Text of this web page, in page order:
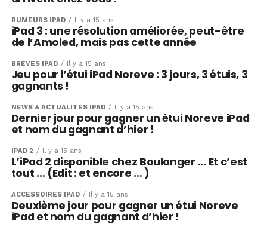
RUMEURS IPAD Il y a 15 ans
iPad 3 : une résolution améliorée, peut-être
de l’Amoled, mais pas cette année
BRÈVES IPAD Il y a 15 ans
Jeu pour l’étui iPad Noreve : 3 jours, 3 étuis, 3
gagnants !
NEWS & ACTUALITÉS IPAD Il y a 15 ans
Dernier jour pour gagner un étui Noreve iPad
et nom du gagnant d’hier !
IPAD 2 Il y a 15 ans
L’iPad 2 disponible chez Boulanger … Et c’est
tout … (Edit : et encore … )
ACCESSOIRES IPAD Il y a 15 ans
Deuxième jour pour gagner un étui Noreve
iPad et nom du gagnant d’hier !